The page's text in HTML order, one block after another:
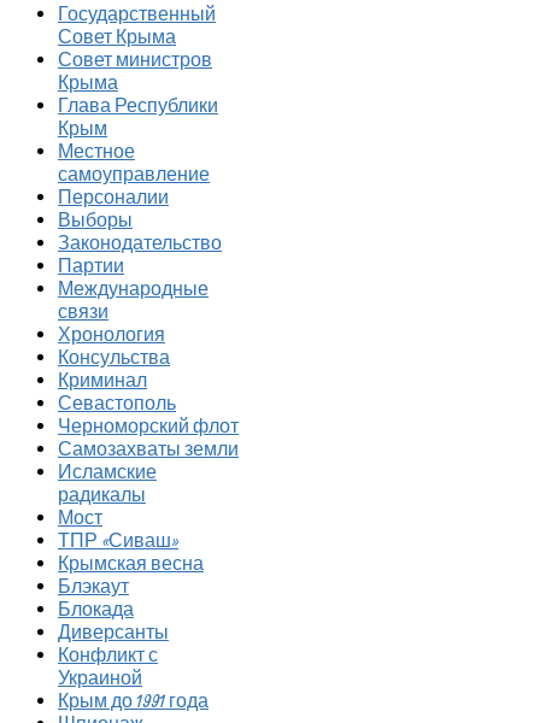
Государственный
Совет Крыма
Совет министров
Крыма
Глава Республики
Крым
Местное
самоуправление
Персоналии
Выборы
Законодательство
Партии
Международные
связи
Хронология
Консульства
Криминал
Севастополь
Черноморский флот
Самозахваты земли
Исламские
радикалы
Мост
ТПР «Сиваш»
Крымская весна
Блэкаут
Блокада
Диверсанты
Конфликт с
Украиной
Крым до 1991 года